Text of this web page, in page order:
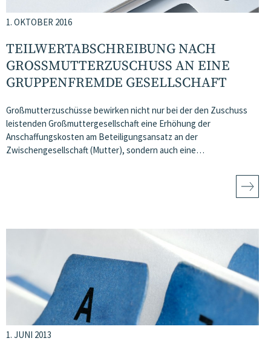
1. OKTOBER 2016
TEILWERTABSCHREIBUNG NACH
GROSSMUTTERZUSCHUSS AN EINE G
RUPPENFREMDE GESELLSCHAFT
Großmutterzuschüsse bewirken nicht nur bei der den Zuschuss
leistenden Großmuttergesellschaft eine Erhöhung der
Anschaffungskosten am Beteiligungsansatz an der
Zwischengesellschaft (Mutter), sondern auch eine…
1. JUNI 2013